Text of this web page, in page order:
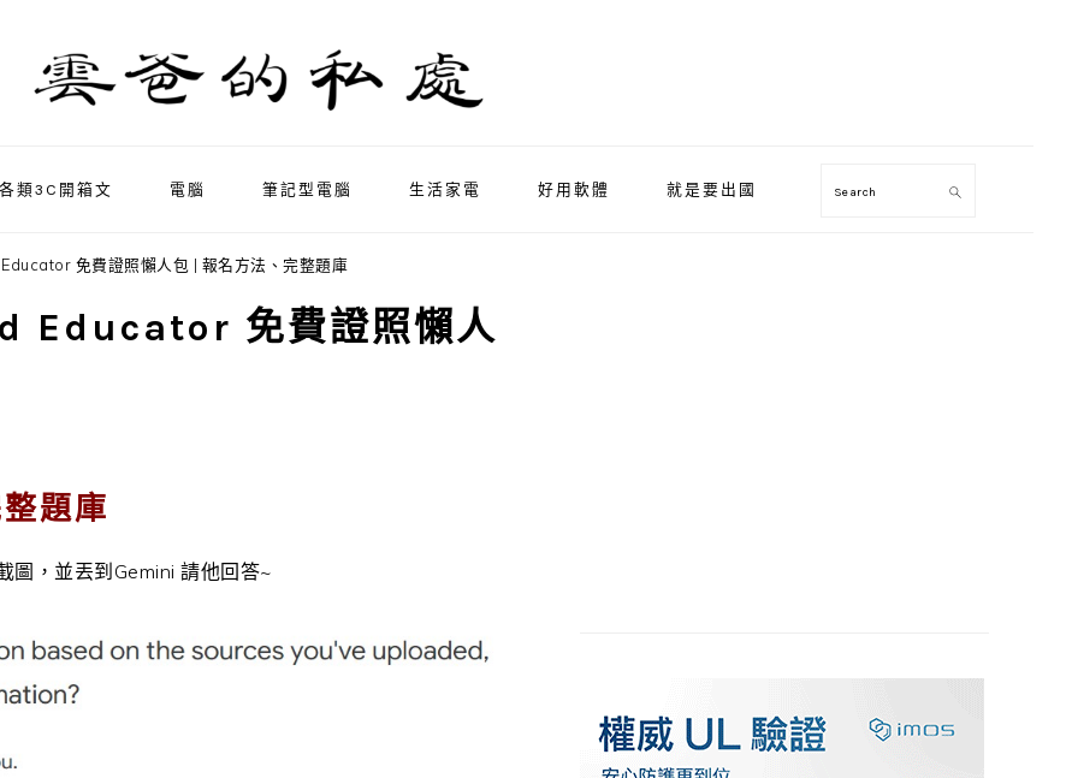
各類3C開箱文 電腦 筆記型電腦 生活家電 好用軟體 就是要出國 Search
免費證照懶人包 | 報名方法、完整題庫
Educator 免費證照懶人
題庫
圖，並丟到Gemini 請他回答~